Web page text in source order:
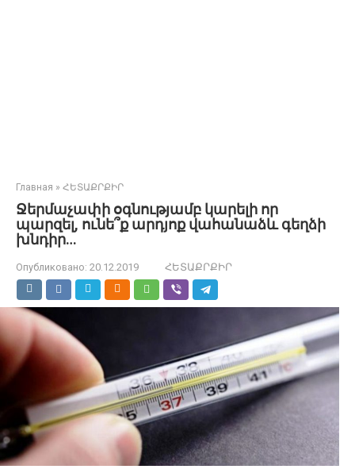
Главная » ՀԵՏԱՔՐՔԻՐ
Ջերմաչափի օգնությամբ կարելի որ
պարզել, ունե՞ք արդյոք վահանաձև գեղձի
խնդիր…
Опубликовано: 20.12.2019 ՀԵՏԱՔՐՔԻՐ